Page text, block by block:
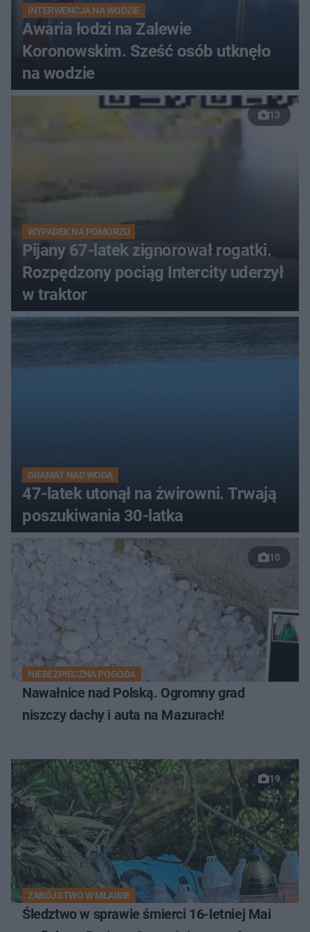
INTERWENCJA NA WODZIE
Awaria łodzi na Zalewie
Koronowskim. Sześć osób utknęło
na wodzie
13
WYPADEK NA POMORZU
Pijany 67-latek zignorował rogatki.
Rozpędzony pociąg Intercity uderzył
w traktor
DRAMAT NAD WODĄ
47-latek utonął na żwirowni. Trwają
poszukiwania 30-latka
10
NIEBEZPIECZNA POGODA
Nawałnice nad Polską. Ogromny grad
niszczy dachy i auta na Mazurach!
19
ZABÓJSTWO W MŁAWIE
Śledztwo w sprawie śmierci 16-letniej Mai